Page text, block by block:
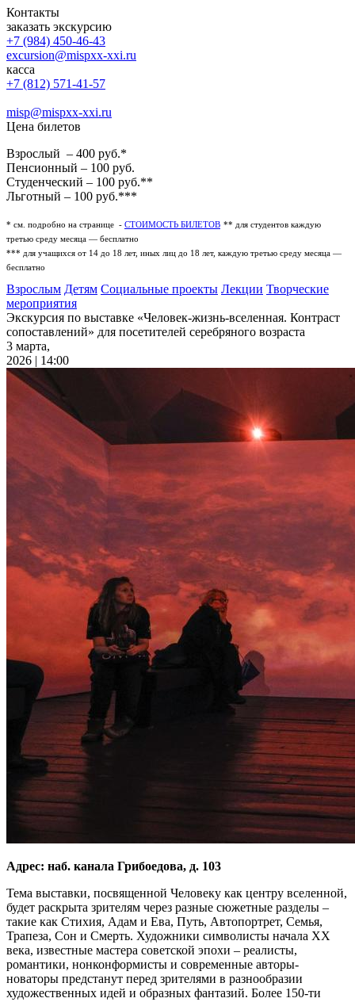
Контакты
заказать экскурсию
+7 (984) 450-46-43
excursion@mispxx-xxi.ru
касса
+7 (812) 571-41-57
misp@mispxx-xxi.ru
Цена билетов
Взрослый – 400 руб.*
Пенсионный – 100 руб.
Студенческий – 100 руб.**
Льготный – 100 руб.***
* см. подробно на странице - СТОИМОСТЬ БИЛЕТОВ ** для студентов каждую
третью среду месяца — бесплатно
*** для учащихся от 14 до 18 лет, иных лиц до 18 лет, каждую третью среду месяца —
бесплатно
Взрослым Детям Социальные проекты Лекции Творческие
мероприятия
Экскурсия по выставке «Человек-жизнь-вселенная. Контраст
сопоставлений» для посетителей серебряного возраста
3 марта,
2026 | 14:00
Адрес: наб. канала Грибоедова, д. 103
Тема выставки, посвященной Человеку как центру вселенной,
будет раскрыта зрителям через разные сюжетные разделы –
такие как Стихия, Адам и Ева, Путь, Автопортрет, Семья,
Трапеза, Сон и Смерть. Художники символисты начала ХХ
века, известные мастера советской эпохи – реалисты,
романтики, нонконформисты и современные авторы-
новаторы предстанут перед зрителями в разнообразии
художественных идей и образных фантазий. Более 150-ти